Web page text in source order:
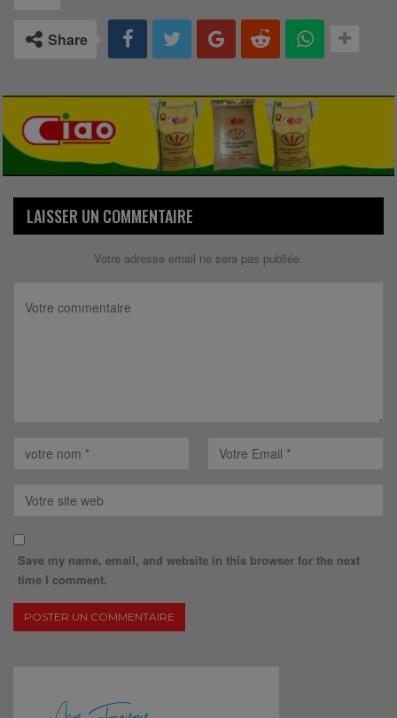
Share
LAISSER UN COMMENTAIRE
Votre adresse email ne sera pas publiée.
Save my name, email, and website in this browser for the next
time I comment.